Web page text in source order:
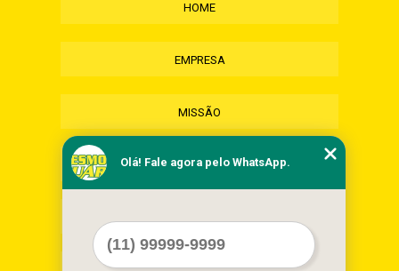
HOME
EMPRESA
MISSÃO
SERVIÇOS
Olá! Fale agora pelo WhatsApp.